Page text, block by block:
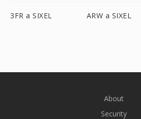
3FR a SIXEL ARW a SIXEL
About
Security